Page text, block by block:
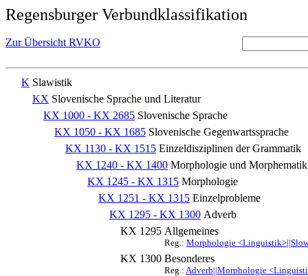
Regensburger Verbundklassifikation
Zur Übersicht RVKO
K Slawistik
KX Slovenische Sprache und Literatur
KX 1000 - KX 2685 Slovenische Sprache
KX 1050 - KX 1685 Slovenische Gegenwartssprache
KX 1130 - KX 1515 Einzeldisziplinen der Grammatik
KX 1240 - KX 1400 Morphologie und Morphematik
KX 1245 - KX 1315 Morphologie
KX 1251 - KX 1315 Einzelprobleme
KX 1295 - KX 1300 Adverb
KX 1295 Allgemeines
Reg.: Morphologie
KX 1300 Besonderes
Reg.: Adverb||Morphologie